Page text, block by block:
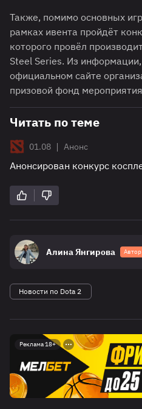
Также, помимо основных
рамках ивента пройдёт
которого провёл
Steel Series. Из
официальном сайте
призовой фонд
Читать по теме
01.08 | Анонс
Анонсирован конкурс
Алина Янгирова Автор
Новости по Dota 2
Реклама 18+